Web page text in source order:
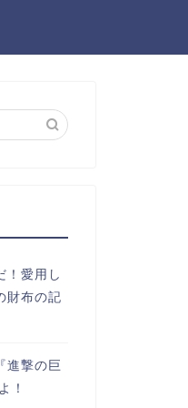
！愛用し
財布の記
進撃の巨
！